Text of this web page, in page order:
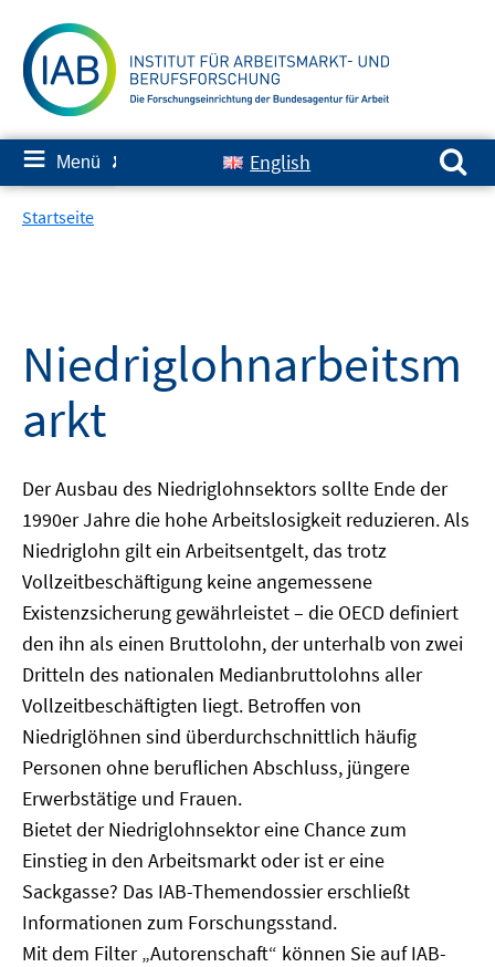
zum
Inhalt
≡ Menü ✘ English
Suchen nach:
Startseite
Niedriglohnarbeitsm
arkt
Der Ausbau des Niedriglohnsektors sollte Ende der
1990er Jahre die hohe Arbeitslosigkeit reduzieren. Als
Niedriglohn gilt ein Arbeitsentgelt, das trotz
Vollzeitbeschäftigung keine angemessene
Existenzsicherung gewährleistet – die OECD definiert
den ihn als einen Bruttolohn, der unterhalb von zwei
Dritteln des nationalen Medianbruttolohns aller
Vollzeitbeschäftigten liegt. Betroffen von
Niedriglöhnen sind überdurchschnittlich häufig
Personen ohne beruflichen Abschluss, jüngere
Erwerbstätige und Frauen.
Bietet der Niedriglohnsektor eine Chance zum
Einstieg in den Arbeitsmarkt oder ist er eine
Sackgasse? Das IAB-Themendossier erschließt
Informationen zum Forschungsstand.
Mit dem Filter „Autorenschaft“ können Sie auf IAB-